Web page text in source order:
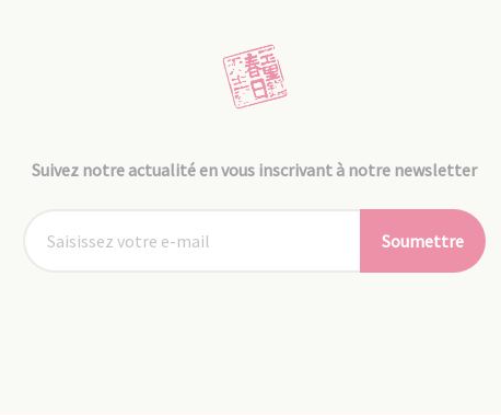
Suivez notre actualité en vous inscrivant à notre newsletter
Soumettre